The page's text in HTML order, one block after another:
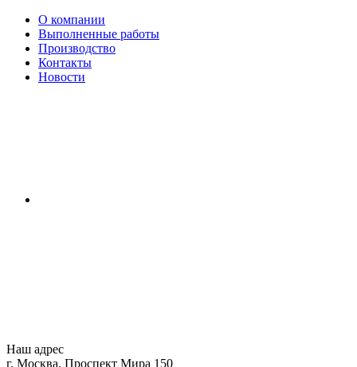
О компании
Выполненные работы
Производство
Контакты
Новости
Наш адрес
г. Москва, Проспект Мира 150